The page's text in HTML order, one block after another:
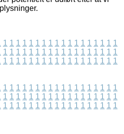
1 1 1 1 1 1 1 1 1 1 1 1 1 1 1 1 1 1
1 1 1 1 1 1 1 1 1 1 1 1 1 1 1 1 1 1
1 1 1 1 1 1 1 1 1 1 1 1 1 1 1 1 1 1
1 1 1 1 1 1 1 1 1 1 1 1 1 1 1 1 1 1
1 1 1 1 1 1 1 1 1 1 1 1 1 1 1 1 1 1
1 1 1 1 1 1 1 1 1 1 1 1 1 1 1 1 1 1